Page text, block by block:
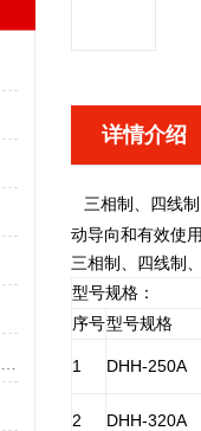
详情介绍
三相制、四线
动导向和有效使
三相制、四线制
型号规格：
序号型号规格
1 DHH-250A
2 DHH-320A